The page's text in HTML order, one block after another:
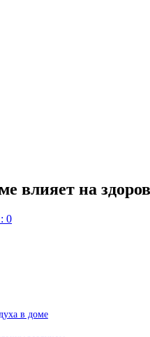
влияет на
0
в доме